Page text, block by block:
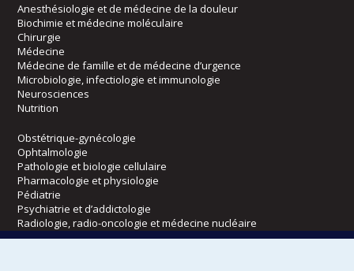
Anesthésiologie et de médecine de la douleur
Biochimie et médecine moléculaire
Chirurgie
Médecine
Médecine de famille et de médecine d’urgence
Microbiologie, infectiologie et immunologie
Neurosciences
Nutrition
Obstétrique-gynécologie
Ophtalmologie
Pathologie et biologie cellulaire
Pharmacologie et physiologie
Pédiatrie
Psychiatrie et d’addictologie
Radiologie, radio-oncologie et médecine nucléaire